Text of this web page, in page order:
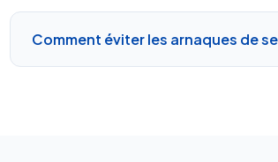
Comment éviter les arnaques de